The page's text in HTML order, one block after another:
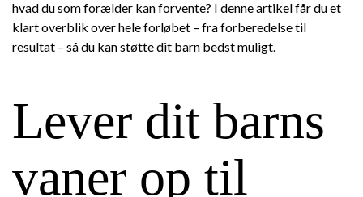
hvad du som forælder kan forvente? I denne artikel får du et
klart overblik over hele forløbet – fra forberedelse til
resultat – så du kan støtte dit barn bedst muligt.
Lever dit barns
vaner op til